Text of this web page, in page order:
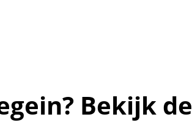
Bekijk de